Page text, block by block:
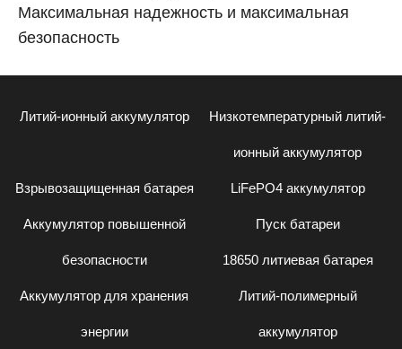
Максимальная надежность и максимальная
безопасность
Литий-ионный аккумулятор Низкотемпературный литий-
ионный аккумулятор
Взрывозащищенная батарея LiFePO4 аккумулятор
Аккумулятор повышенной
безопасности
Пуск батареи
18650 литиевая батарея
Аккумулятор для хранения
энергии
Литий-полимерный
аккумулятор